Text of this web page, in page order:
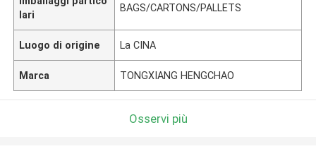
lari
BAGS/CARTONS/PALLETS
Luogo di origine La CINA
Marca TONGXIANG HENGCHAO
Osservi più